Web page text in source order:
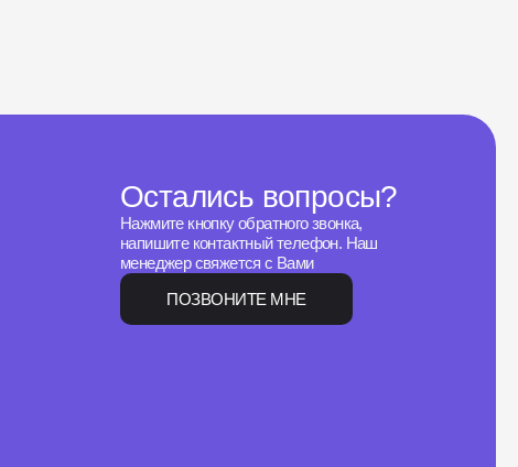
Остались вопросы?
Нажмите кнопку обратного звонка,
напишите контактный телефон. Наш
менеджер свяжется с Вами
ПОЗВОНИТЕ МНЕ